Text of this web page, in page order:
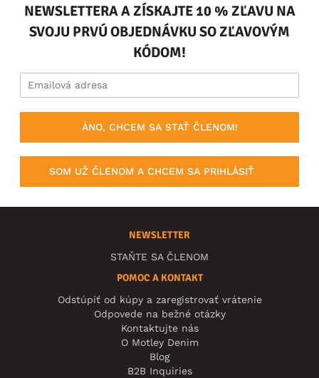
NEWSLETTERA A ZÍSKAJTE 10 % ZĽAVU NA
SVOJU PRVÚ OBJEDNÁVKU SO ZĽAVOVÝM
KÓDOM!
ÁNO, CHCEM SA STAŤ ČLENOM!
SOM UŽ ČLENOM A CHCEM SA PRIHLÁSIŤ
NEWSLETTER
STAŇTE SA ČLENOM
POMOC A KONTAKT
Odstúpiť od kúpy a zaregistrovať vrátenie
Odpovede na bežné otázky
Kontaktujte nás
O Motley Denim
Blog
B2B Inquiries